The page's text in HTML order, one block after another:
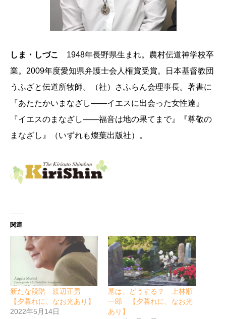
しま・しづこ
1948年長野県生まれ。農村伝道神学校卒
業。2009年度愛知県弁護士会人権賞受賞。日本基督教団
うふざと伝道所牧師。（社）さふらん会理事長。著書に
『あたたかいまなざし――イエスに出会った女性達』
『イエスのまなざし――福音は地の果てまで』『尊敬の
まなざし』（いずれも燦葉出版社）。
関連
新たな段階 渡辺正男
【夕暮れに、なお光あり】
2022年5月14日
墓は、どうする？ 上林順
一郎 【夕暮れに、なお光
あり】